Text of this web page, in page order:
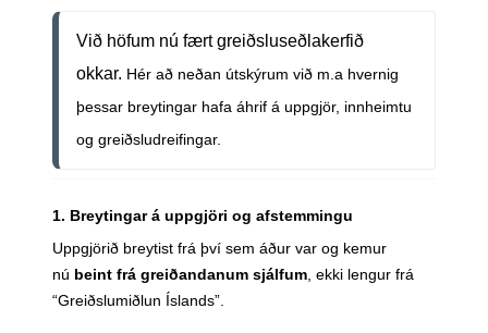
Við höfum nú fært greiðsluseðlakerfið
okkar. Hér að neðan útskýrum við m.a hvernig
þessar breytingar hafa áhrif á uppgjör, innheimtu
og greiðsludreifingar.
1. Breytingar á uppgjöri og afstemmingu
Uppgjörið breytist frá því sem áður var og kemur
nú beint frá greiðandanum sjálfum , ekki lengur frá
“Greiðslumiðlun Íslands”.